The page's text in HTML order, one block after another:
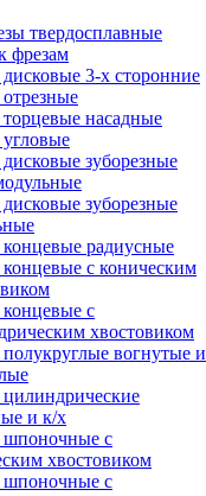
твердосплавные
фрезам
3-х сторонние
насадные
зуборезные
зуборезные
радиусные
с коническим
с
хвостовиком
вогнутые и
и к/х
с
хвостовиком
с